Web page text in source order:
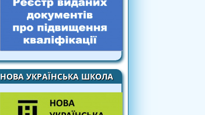
НОВА УКРАЇНСЬКА ШКОЛА